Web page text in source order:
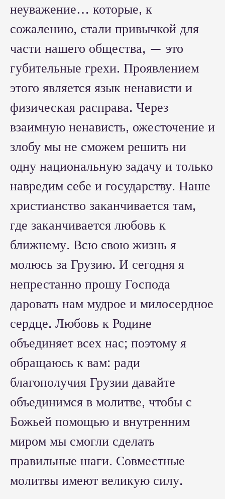
неуважение… которые, к
сожалению, стали привычкой для
части нашего общества, — это
губительные грехи. Проявлением
этого является язык ненависти и
физическая расправа. Через
взаимную ненависть, ожесточение и
злобу мы не сможем решить ни
одну национальную задачу и только
навредим себе и государству. Наше
христианство заканчивается там,
где заканчивается любовь к
ближнему. Всю свою жизнь я
молюсь за Грузию. И сегодня я
непрестанно прошу Господа
даровать нам мудрое и милосердное
сердце. Любовь к Родине
объединяет всех нас; поэтому я
обращаюсь к вам: ради
благополучия Грузии давайте
объединимся в молитве, чтобы с
Божьей помощью и внутренним
миром мы смогли сделать
правильные шаги. Совместные
молитвы имеют великую силу.